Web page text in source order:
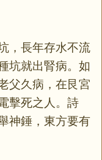
，長年存水不流
坑就出腎病。如
父久病，在艮宮
擊死之人。詩
神錘，東方要有